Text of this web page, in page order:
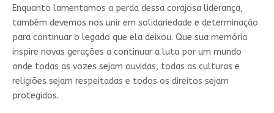
Enquanto lamentamos a perda dessa corajosa liderança,
também devemos nos unir em solidariedade e determinação
para continuar o legado que ela deixou. Que sua memória
inspire novas gerações a continuar a luta por um mundo
onde todas as vozes sejam ouvidas, todas as culturas e
religiões sejam respeitadas e todos os direitos sejam
protegidos.